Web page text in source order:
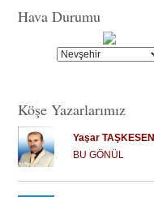
Hava Durumu
Köşe Yazarlarımız
Yaşar TAŞKESEN
BU GÖNÜL